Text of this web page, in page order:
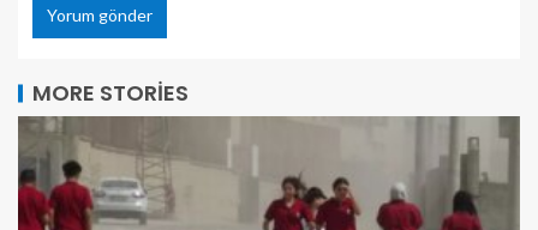
MORE STORIES